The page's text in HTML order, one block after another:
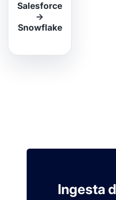
Salesforce
→
Snowflake
Ingesta